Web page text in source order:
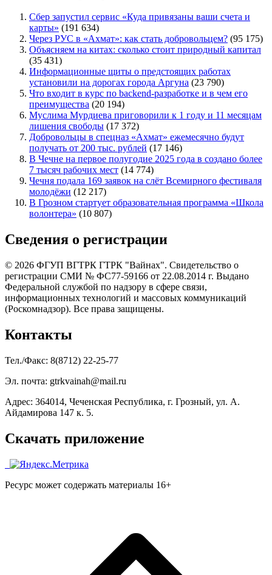
Сбер запустил сервис «Куда привязаны ваши счета и
карты» (191 634)
Через РУС в «Ахмат»: как стать добровольцем? (95 175)
Объясняем на китах: сколько стоит природный капитал
(35 431)
Информационные щиты о предстоящих работах
установили на дорогах города Аргуна (23 790)
Что входит в курс по backend-разработке и в чем его
преимущества (20 194)
Муслима Мурдиева приговорили к 1 году и 11 месяцам
лишения свободы (17 372)
Добровольцы в спецназ «Ахмат» ежемесячно будут
получать от 200 тыс. рублей (17 146)
В Чечне на первое полугодие 2025 года в создано более
7 тысяч рабочих мест (14 774)
Чечня подала 169 заявок на слёт Всемирного фестиваля
молодёжи (12 217)
В Грозном стартует образовательная программа «Школа
волонтера» (10 807)
Сведения о регистрации
© 2026 ФГУП ВГТРК ГТРК "Вайнах". Свидетельство о
регистрации СМИ № ФС77-59166 от 22.08.2014 г. Выдано
Федеральной службой по надзору в сфере связи,
информационных технологий и массовых коммуникаций
(Роскомнадзор). Все права защищены.
Контакты
Тел./Факс: 8(8712) 22-25-77
Эл. почта: gtrkvainah@mail.ru
Адрес: 364014, Чеченская Республика, г. Грозный, ул. А.
Айдамирова 147 к. 5.
Скачать приложение
Ресурс может содержать материалы 16+